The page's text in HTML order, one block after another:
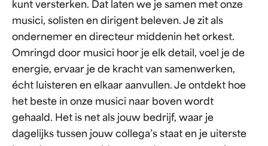
kunt versterken. Dat laten we je samen met onze
musici, solisten en dirigent beleven. Je zit als
ondernemer en directeur middenin het orkest.
Omringd door musici hoor je elk detail, voel je de
energie, ervaar je de kracht van samenwerken,
écht luisteren en elkaar aanvullen. Je ontdekt hoe
het beste in onze musici naar boven wordt
gehaald. Het is net als jouw bedrijf, waar je
dagelijks tussen jouw collega’s staat en je uiterste